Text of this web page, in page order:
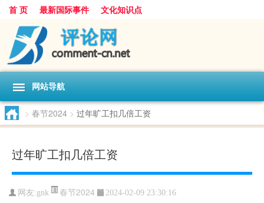
首 页 最新国际事件 文化知识点
网站导航
> 春节2024 > 过年旷工扣几倍工资
过年旷工扣几倍工资
网友:gnk 春节2024 2024-02-09 23:30:16